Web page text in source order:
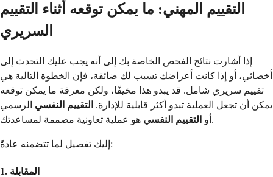
التقييم المهني: ما يمكن توقعه أثناء التقييم
السريري
إذا أشارت نتائج الفحص الخاصة بك إلى أنه يجب عليك التحدث إلى
أخصائي، أو إذا كانت أعراضك تسبب لك ضائقة، فإن الخطوة التالية هي
تقييم سريري شامل. قد يبدو هذا مخيفًا، ولكن معرفة ما يمكن توقعه
يمكن أن تجعل العملية تبدو أكثر قابلية للإدارة. التقييم النفسي الرسمي
أو التقييم النفسي هو عملية تعاونية مصممة لمساعدتك.
إليك تفصيل لما تتضمنه عادةً:
1. المقابلة